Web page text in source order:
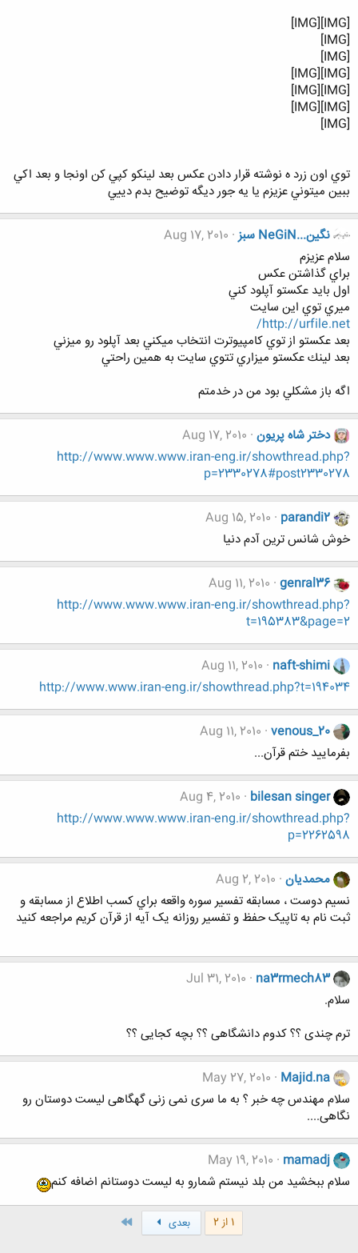
[IMG][IMG]
[IMG]
[IMG]
[IMG][IMG]
[IMG][IMG]
[IMG][IMG]
[IMG]
توي اون زرد ه نوشته قرار دادن عكس بعد لينكو كپي كن اونجا و بعد اكي
ببين ميتوني عزيزم يا يه جور ديگه توضيح بدم دييي
نگين...NeGiN سبز
Aug 17, 2010
سلام عزيزم
براي گذاشتن عكس
اول بايد عكستو آپلود كني
ميري توي اين سايت
http://urfile.net/
بعد عكستو از توي كامپيوترت انتخاب ميكني بعد آپلود رو ميزني
بعد لينك عكستو ميزاري تتوي سايت به همين راحتي
اگه باز مشكلي بود من در خدمتم
دختر شاه پریون Aug 17, 2010
http://www.www.www.iran-eng.ir/showthread.php?
p=2330278#post2330278
parandi2
Aug 15, 2010
خوش شانس ترين آدم دنيا
genral36
Aug 11, 2010
http://www.www.www.iran-eng.ir/showthread.php?
t=195383&page=2
naft-shimi
Aug 11, 2010
http://www.www.iran-eng.ir/showthread.php?t=194034
venous_20
Aug 11, 2010
بفرمایید ختم قرآن...
bilesan singer
Aug 4, 2010
http://www.www.www.iran-eng.ir/showthread.php?
p=2262598
محمدیان Aug 2, 2010
نسيم دوست ، مسابقه تفسير سوره واقعه براي کسب اطلاع از مسابقه و
ثبت نام به تاپيک حفظ و تفسیر روزانه یک آیه از قرآن کریم مراجعه کنيد
na3rmech83
Jul 31, 2010
سلام.
ترم چندی ؟؟ کدوم دانشگاهی ؟؟ بچه کجایی ؟؟
Majid.na
May 27, 2010
سلام مهندس چه خبر ؟ به ما سری نمی زنی گهگاهی لیست دوستان رو
نگاهی....
mamadj
May 19, 2010
سلام ببخشید من بلد نیستم شمارو به لیست دوستانم اضافه کنم
1 از 2 بعدی